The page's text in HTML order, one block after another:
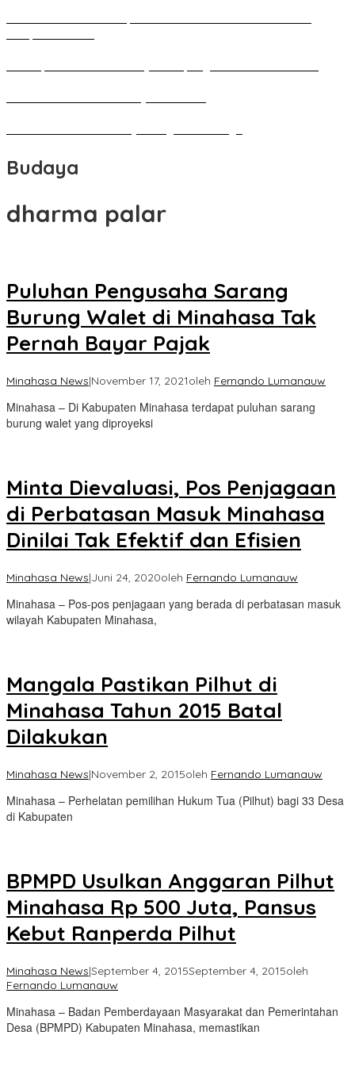
Budaya
dharma palar
Puluhan Pengusaha Sarang
Burung Walet di Minahasa Tak
Pernah Bayar Pajak
Minahasa News|November 17, 2021oleh Fernando Lumanauw
Minahasa – Di Kabupaten Minahasa terdapat puluhan sarang
burung walet yang diproyeksi
Minta Dievaluasi, Pos Penjagaan
di Perbatasan Masuk Minahasa
Dinilai Tak Efektif dan Efisien
Minahasa News|Juni 24, 2020oleh Fernando Lumanauw
Minahasa – Pos-pos penjagaan yang berada di perbatasan masuk
wilayah Kabupaten Minahasa,
Mangala Pastikan Pilhut di
Minahasa Tahun 2015 Batal
Dilakukan
Minahasa News|November 2, 2015oleh Fernando Lumanauw
Minahasa – Perhelatan pemilihan Hukum Tua (Pilhut) bagi 33 Desa
di Kabupaten
BPMPD Usulkan Anggaran Pilhut
Minahasa Rp 500 Juta, Pansus
Kebut Ranperda Pilhut
Minahasa News|September 4, 2015September 4, 2015oleh
Fernando Lumanauw
Minahasa – Badan Pemberdayaan Masyarakat dan Pemerintahan
Desa (BPMPD) Kabupaten Minahasa, memastikan